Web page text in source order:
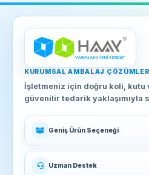
KURUMSAL AMBALAJ
İşletmeniz için doğru koli, kutu
güvenilir tedarik yaklaşımıyla
Geniş Ürün Seçeneği
Uzman Destek